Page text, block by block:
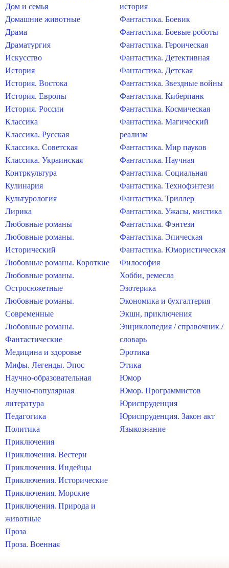
Дом и семья
Домашние животные
Драма
Драматургия
Искусство
История
История. Востока
История. Европы
История. России
Классика
Классика. Русская
Классика. Советская
Классика. Украинская
Контркультура
Кулинария
Культурология
Лирика
Любовные романы
Любовные романы.
Исторический
Любовные романы. Короткие
Любовные романы.
Остросюжетные
Любовные романы.
Современные
Любовные романы.
Фантастические
Медицина и здоровье
Мифы. Легенды. Эпос
Научно-образовательная
Научно-популярная
литература
Педагогика
Политика
Приключения
Приключения. Вестерн
Приключения. Индейцы
Приключения. Исторические
Приключения. Морские
Приключения. Природа и
животные
Проза
Проза. Военная
история
Фантастика. Боевик
Фантастика. Боевые роботы
Фантастика. Героическая
Фантастика. Детективная
Фантастика. Детская
Фантастика. Звездные войны
Фантастика. Киберпанк
Фантастика. Космическая
Фантастика. Магический
реализм
Фантастика. Мир пауков
Фантастика. Научная
Фантастика. Социальная
Фантастика. Технофэнтези
Фантастика. Триллер
Фантастика. Ужасы, мистика
Фантастика. Фэнтези
Фантастика. Эпическая
Фантастика. Юмористическая
Философия
Хобби, ремесла
Эзотерика
Экономика и бухгалтерия
Экшн, приключения
Энциклопедия / справочник /
словарь
Эротика
Этика
Юмор
Юмор. Программистов
Юриспруденция
Юриспруденция. Закон акт
Языкознание